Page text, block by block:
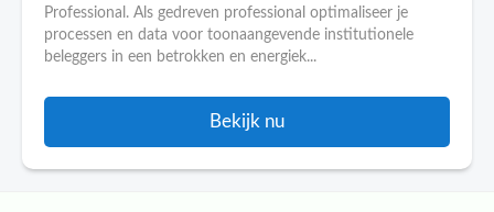
Professional. Als gedreven professional optimaliseer je
processen en data voor toonaangevende institutionele
beleggers in een betrokken en energiek...
Bekijk nu